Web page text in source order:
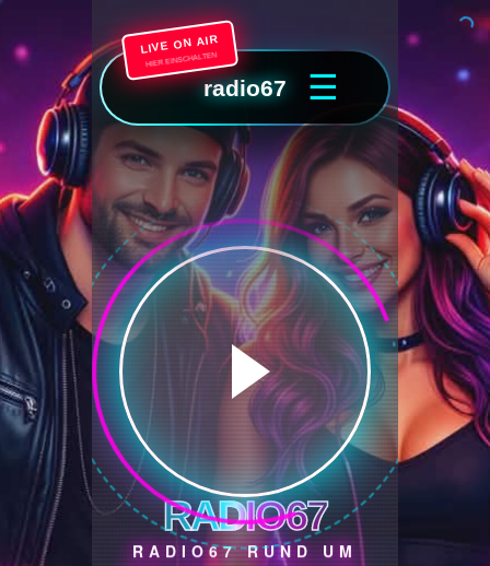
LIVE ON AIR
HIER EINSCHALTEN
radio67 ☰
RADIO67
RADIO67 RUND UM